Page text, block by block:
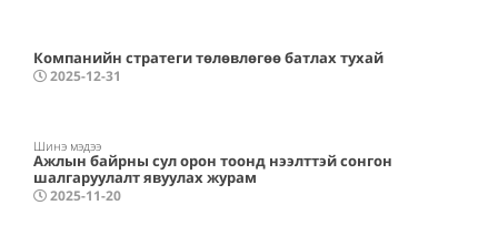
Компанийн стратеги төлөвлөгөө батлах тухай
2025-12-31
Шинэ мэдээ
Ажлын байрны сул орон тоонд нээлттэй сонгон
шалгаруулалт явуулах журам
2025-11-20